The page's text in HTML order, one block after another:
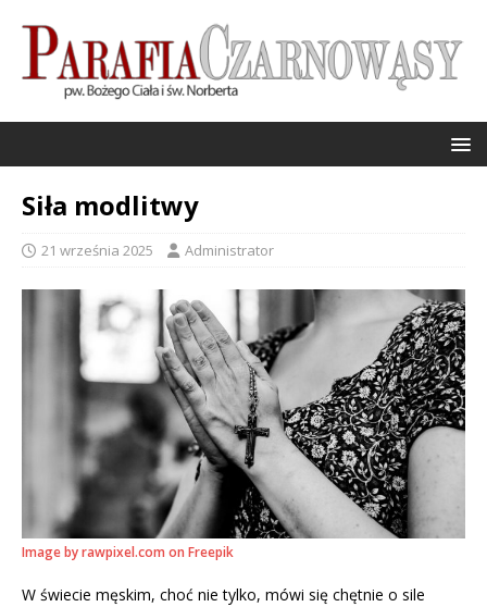
Siła modlitwy
21 września 2025 Administrator
Image by rawpixel.com on Freepik
W świecie męskim, choć nie tylko, mówi się chętnie o sile